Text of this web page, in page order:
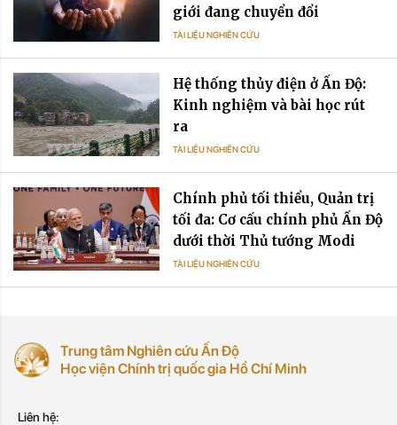
giới đang chuyển đổi
TÀI LIỆU NGHIÊN CỨU
Hệ thống thủy điện ở Ấn Độ:
Kinh nghiệm và bài học rút
ra
TÀI LIỆU NGHIÊN CỨU
Chính phủ tối thiểu, Quản trị
tối đa: Cơ cấu chính phủ Ấn Độ
dưới thời Thủ tướng Modi
TÀI LIỆU NGHIÊN CỨU
Trung tâm Nghiên cứu Ấn Độ
Học viện Chính trị quốc gia Hồ Chí Minh
Liên hệ: